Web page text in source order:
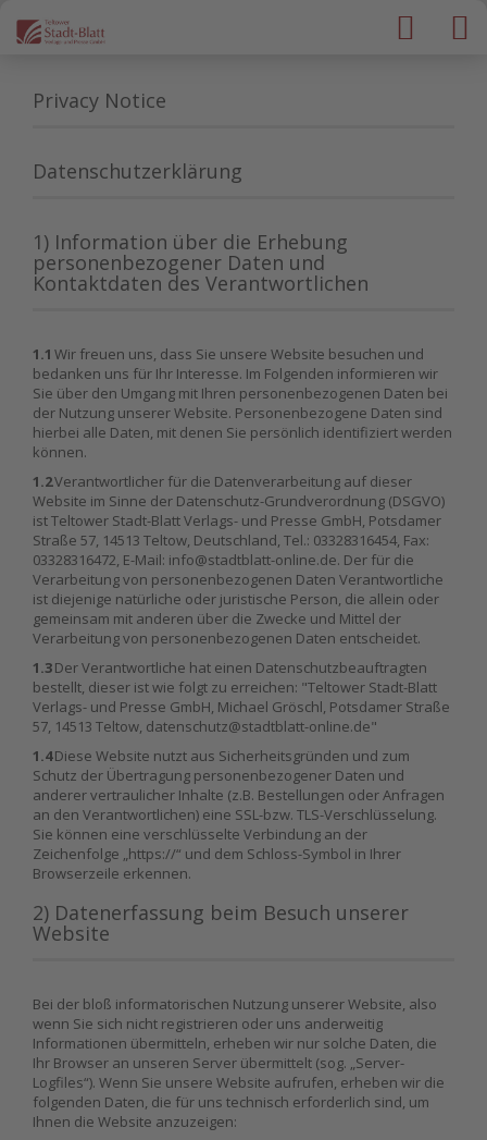
Privacy Notice
Datenschutzerklärung
1) Information über die Erhebung
personenbezogener Daten und
Kontaktdaten des Verantwortlichen
1.1 Wir freuen uns, dass Sie unsere Website besuchen und
bedanken uns für Ihr Interesse. Im Folgenden informieren wir
Sie über den Umgang mit Ihren personenbezogenen Daten bei
der Nutzung unserer Website. Personenbezogene Daten sind
hierbei alle Daten, mit denen Sie persönlich identifiziert werden
können.
1.2Verantwortlicher für die Datenverarbeitung auf dieser
Website im Sinne der Datenschutz-Grundverordnung (DSGVO)
ist Teltower Stadt-Blatt Verlags- und Presse GmbH, Potsdamer
Straße 57, 14513 Teltow, Deutschland, Tel.: 03328316454, Fax:
03328316472, E-Mail: info@stadtblatt-online.de. Der für die
Verarbeitung von personenbezogenen Daten Verantwortliche
ist diejenige natürliche oder juristische Person, die allein oder
gemeinsam mit anderen über die Zwecke und Mittel der
Verarbeitung von personenbezogenen Daten entscheidet.
1.3Der Verantwortliche hat einen Datenschutzbeauftragten
bestellt, dieser ist wie folgt zu erreichen: "Teltower Stadt-Blatt
Verlags- und Presse GmbH, Michael Gröschl, Potsdamer Straße
57, 14513 Teltow, datenschutz@stadtblatt-online.de"
1.4Diese Website nutzt aus Sicherheitsgründen und zum
Schutz der Übertragung personenbezogener Daten und
anderer vertraulicher Inhalte (z.B. Bestellungen oder Anfragen
an den Verantwortlichen) eine SSL-bzw. TLS-Verschlüsselung.
Sie können eine verschlüsselte Verbindung an der
Zeichenfolge „https://“ und dem Schloss-Symbol in Ihrer
Browserzeile erkennen.
2) Datenerfassung beim Besuch unserer
Website
Bei der bloß informatorischen Nutzung unserer Website, also
wenn Sie sich nicht registrieren oder uns anderweitig
Informationen übermitteln, erheben wir nur solche Daten, die
Ihr Browser an unseren Server übermittelt (sog. „Server-
Logfiles“). Wenn Sie unsere Website aufrufen, erheben wir die
folgenden Daten, die für uns technisch erforderlich sind, um
Ihnen die Website anzuzeigen: